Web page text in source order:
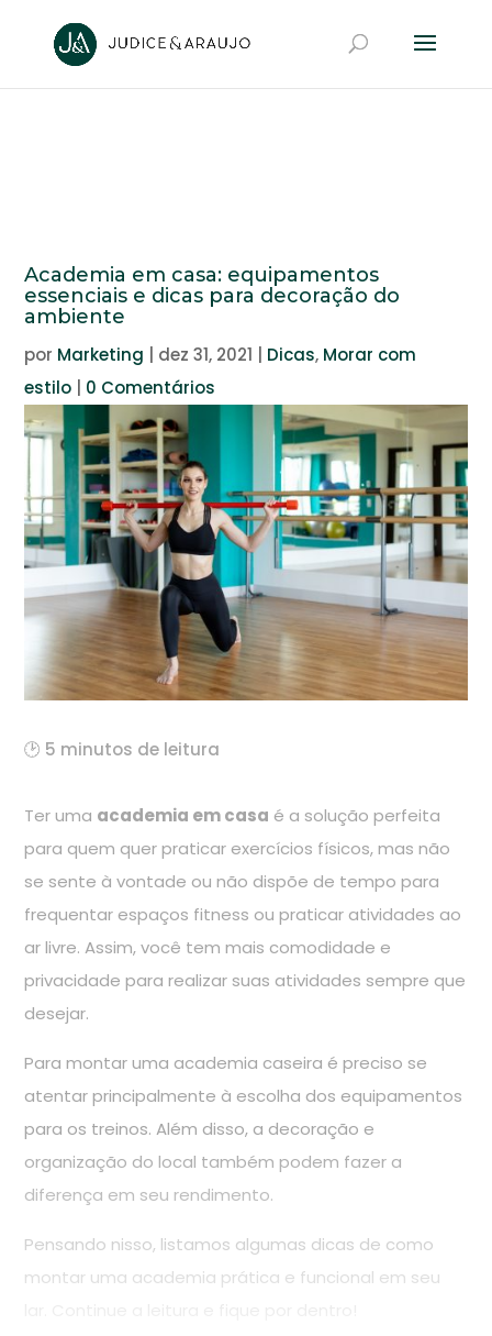
Academia em casa: equipamentos
essenciais e dicas para decoração do
ambiente
por Marketing dez 31, 2021 Dicas, Morar com
estilo
0 Comentários
🕑 5 minutos de leitura
Ter uma academia em casa é a solução perfeita
para quem quer praticar exercícios físicos, mas não
se sente à vontade ou não dispõe de tempo para
frequentar espaços fitness ou praticar atividades ao
ar livre. Assim, você tem mais comodidade e
privacidade para realizar suas atividades sempre que
desejar.
Para montar uma academia caseira é preciso se
atentar principalmente à escolha dos equipamentos
para os treinos. Além disso, a decoração e
organização do local também podem fazer a
diferença em seu rendimento.
Pensando nisso, listamos algumas dicas de como
montar uma academia prática e funcional em seu